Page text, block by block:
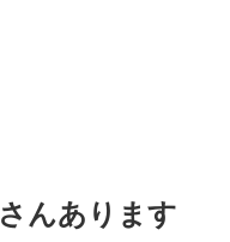
んあります